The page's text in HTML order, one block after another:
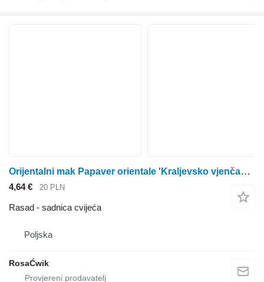
Orijentalni mak Papaver orientale 'Kraljevsko vjenčanje'
4,64 € 20 PLN
Rasad - sadnica cvijeća
Poljska
RosaĆwik